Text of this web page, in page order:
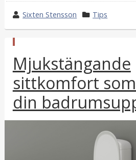
w
r
e
b
y
Sixten Stensson
k
a
g
o
r
i
Tips
u
b
l
i
c
e
r
a
Mjukstängande
sittkomfort
din